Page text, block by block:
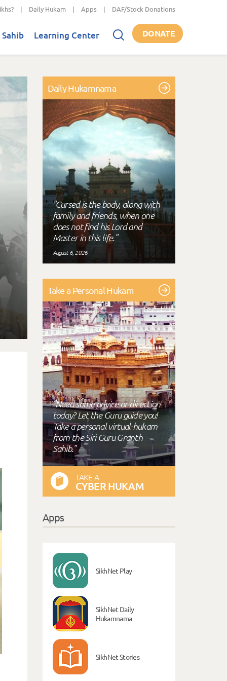
| Daily Hukam | Apps | DAF/Stock Donations
Learning Center DONATE
Daily Hukamnama
"Cursed is the body, along with
family and friends, when one
does not find his Lord and
Master in this life."
August 6, 2026
Take a Personal Hukam
"Need some advice or direction
today? Let the Guru guide you!
Take a personal virtual-hukam
from the Siri Guru Granth
Sahib."
TAKE A
CYBER HUKAM
Apps
SikhNet Play
SikhNet Daily
Hukamnama
SikhNet Stories